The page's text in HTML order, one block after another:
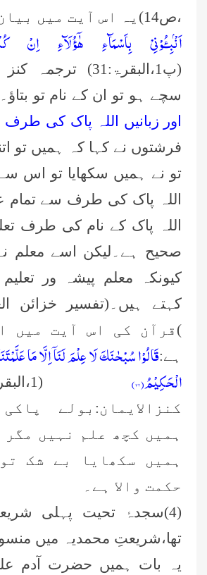
،ص14)یہ اس آیت میں بیان ہوا ہے:
اَنْۢبِـُٔوْنِیْ بِاَسْمَآءِ هٰۤؤُلَآءِ اِنْ
(پ1،البقرۃ:31)
سچے ہو تو ان کے نام تو بتاؤ۔
اور زبانیں اللہ پاک کی
فرشتوں نے کہا کہ ہمیں تو
تو نے ہمیں سکھایا تو اس سے
اللہ پاک کی طرف سے تمام
اللہ پاک کے نام کی طرف
صحیح ہے۔لیکن اسے معلم
کیونکہ معلم پیشہ ور تعلیم
)قرآن کی اس آیت میں
ہے:قَالُوْا سُبْحٰنَكَ لَا عِلْمَ لَنَاۤ اِلَّا مَا
الْحَكِیْمُ(۳۲)
کنزالایمان:بولے
ہمیں کچھ علم نہیں
ہمیں سکھایا بے شک
حکمت والا ہے۔
(
4) سجدۂ تحیت پہلی
تھا،شریعتِ محمدیہ میں
یہ بات ہمیں حضرت آدم